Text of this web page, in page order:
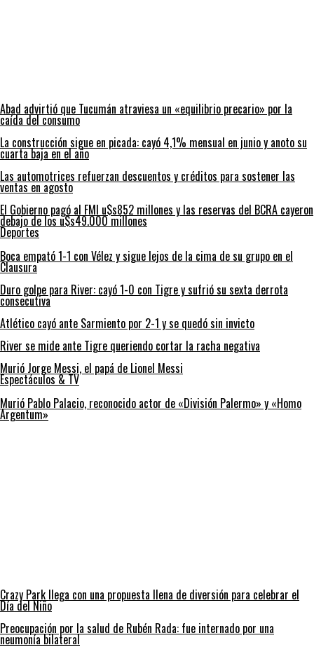
Abad advirtió que Tucumán atraviesa un «equilibrio precario» por la
caída del consumo
La construcción sigue en picada: cayó 4,1% mensual en junio y anoto su
cuarta baja en el año
Las automotrices refuerzan descuentos y créditos para sostener las
ventas en agosto
El Gobierno pagó al FMI u$s852 millones y las reservas del BCRA cayeron
debajo de los u$s49.000 millones
Deportes
Boca empató 1-1 con Vélez y sigue lejos de la cima de su grupo en el
Clausura
Duro golpe para River: cayó 1-0 con Tigre y sufrió su sexta derrota
consecutiva
Atlético cayó ante Sarmiento por 2-1 y se quedó sin invicto
River se mide ante Tigre queriendo cortar la racha negativa
Murió Jorge Messi, el papá de Lionel Messi
Espectáculos & TV
Murió Pablo Palacio, reconocido actor de «División Palermo» y «Homo
Argentum»
Crazy Park llega con una propuesta llena de diversión para celebrar el
Día del Niño
Preocupación por la salud de Rubén Rada: fue internado por una
neumonía bilateral